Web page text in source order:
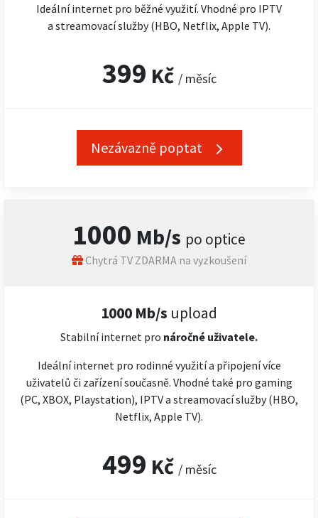
Ideální internet pro běžné využití. Vhodné pro IPTV
a streamovací služby (HBO, Netflix, Apple TV).
399 Kč / měsíc
Nezávazně poptat
1000 Mb/s po optice
Chytrá TV ZDARMA na vyzkoušení
1000 Mb/s upload
Stabilní internet pro náročné uživatele.
Ideální internet pro rodinné využití a připojení více
uživatelů či zařízení současně. Vhodné také pro gaming
(PC, XBOX, Playstation), IPTV a streamovací služby (HBO,
Netflix, Apple TV).
499 Kč / měsíc